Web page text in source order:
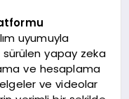
uyumuyla
yapay zeka
ve hesaplama
ve videolar